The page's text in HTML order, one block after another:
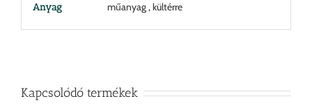
Anyag műanyag , kültérre
Kapcsolódó termékek